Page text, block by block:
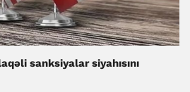
sanksiyalar siyahısını